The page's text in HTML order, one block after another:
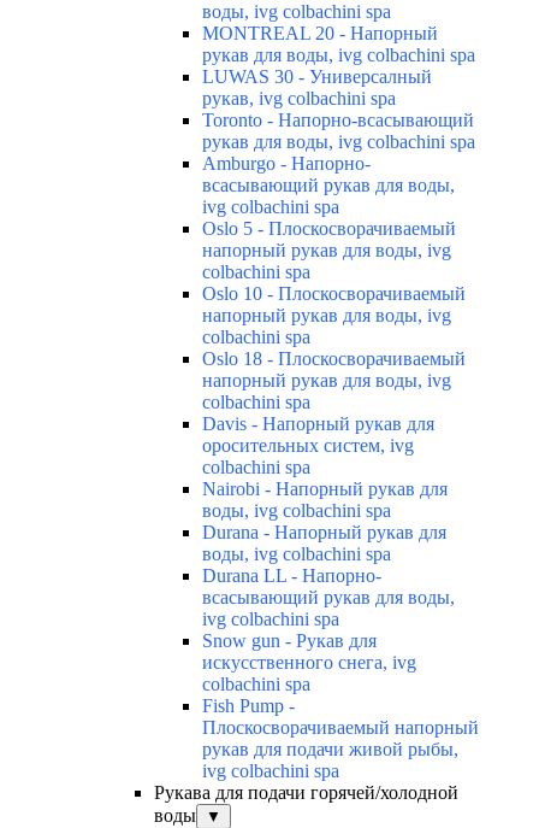
воды, ivg colbachini spa
MONTREAL 20 - Напорный
рукав для воды, ivg colbachini spa
LUWAS 30 - Универсалный
рукав, ivg colbachini spa
Toronto - Напорно-всасывающий
рукав для воды, ivg colbachini spa
Amburgo - Напорно-
всасывающий рукав для воды,
ivg colbachini spa
Oslo 5 - Плоскосворачиваемый
напорный рукав для воды, ivg
colbachini spa
Oslo 10 - Плоскосворачиваемый
напорный рукав для воды, ivg
colbachini spa
Oslo 18 - Плоскосворачиваемый
напорный рукав для воды, ivg
colbachini spa
Davis - Напорный рукав для
оросительных систем, ivg
colbachini spa
Nairobi - Напорный рукав для
воды, ivg colbachini spa
Durana - Напорный рукав для
воды, ivg colbachini spa
Durana LL - Напорно-
всасывающий рукав для воды,
ivg colbachini spa
Snow gun - Рукав для
искусственного снега, ivg
colbachini spa
Fish Pump -
Плоскосворачиваемый напорный
рукав для подачи живой рыбы,
ivg colbachini spa
Рукава для подачи горячей/холодной
воды
▼